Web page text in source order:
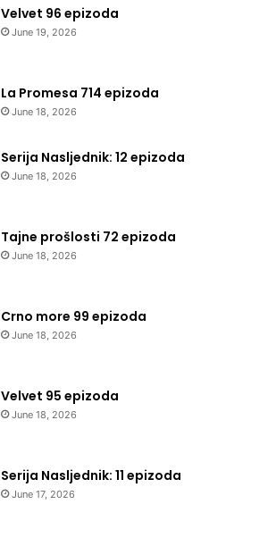
Velvet 96 epizoda
June 19, 2026
La Promesa 714 epizoda
June 18, 2026
Serija Nasljednik: 12 epizoda
June 18, 2026
Tajne prošlosti 72 epizoda
June 18, 2026
Crno more 99 epizoda
June 18, 2026
Velvet 95 epizoda
June 18, 2026
Serija Nasljednik: 11 epizoda
June 17, 2026